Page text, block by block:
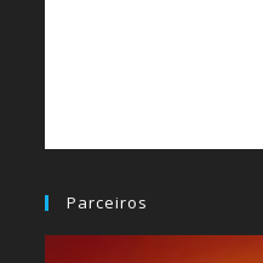
Parceiros